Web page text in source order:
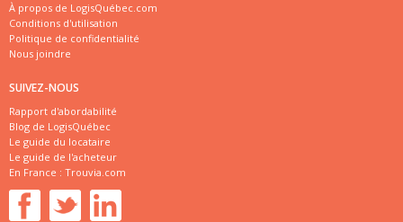
À propos de LogisQuébec.com
Conditions d'utilisation
Politique de confidentialité
Nous joindre
SUIVEZ-NOUS
Rapport d'abordabilité
Blog de LogisQuébec
Le guide du locataire
Le guide de l'acheteur
En France : Trouvia.com